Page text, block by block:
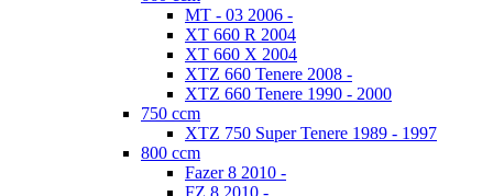
MT - 03 2006 -
XT 660 R 2004
XT 660 X 2004
XTZ 660 Tenere 2008 -
XTZ 660 Tenere 1990 - 2000
750 ccm
XTZ 750 Super Tenere 1989 - 1997
800 ccm
Fazer 8 2010 -
FZ 8 2010 -